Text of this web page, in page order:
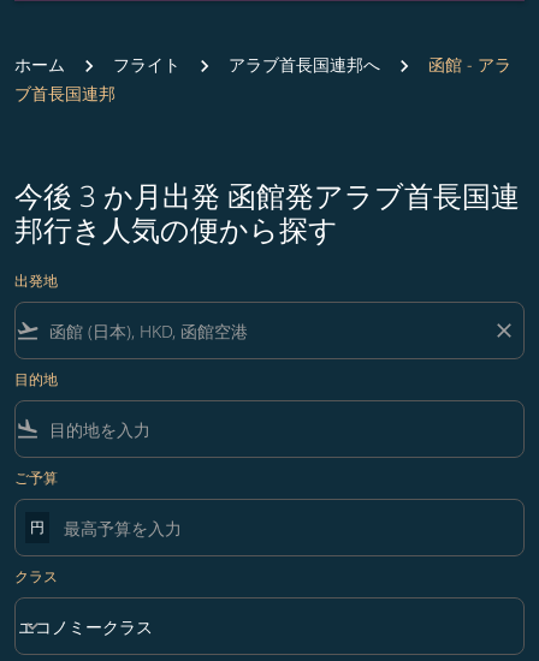
ホーム フライト アラブ首長国連邦へ
函館 - アラ
ブ首長国連邦
今後 3 か月出発 函館発アラブ首長国連
邦行き人気の便から探す
出発地
flight_takeoff close
目的地
flight_land
ご予算
円
クラス
クラス option エコノミークラス Selected
エコノミークラス
keyboard_arrow_down